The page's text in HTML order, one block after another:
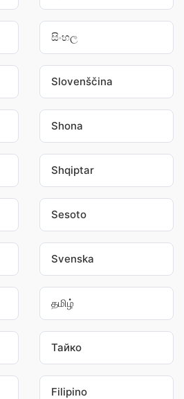
සිංහල
Slovenščina
Shona
Shqiptar
Sesoto
Svenska
தமிழ்
Тайко
Filipino